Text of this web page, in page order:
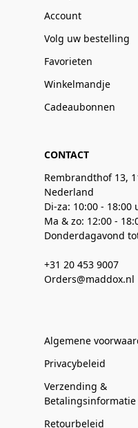
Account
Volg uw bestelling
Favorieten
Winkelmandje
Cadeaubonnen
CONTACT
Rembrandthof 13,
Nederland
Di-za: 10:00 - 18:00
Ma & zo: 12:00 -
Donderdagavond
+31 20 453 9007
Orders@maddox.nl
Algemene
Privacybeleid
Verzending &
Betalingsinformatie
Retourbeleid